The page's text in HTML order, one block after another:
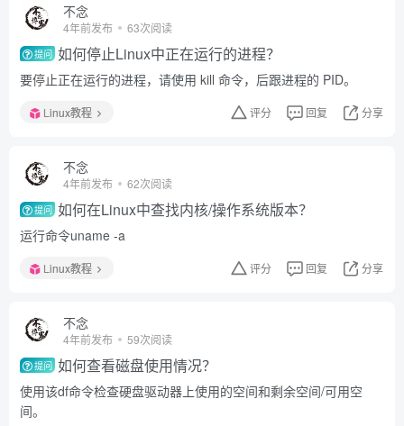
不念
4年前发布 63次阅读
提问 如何停止Linux中正在运行的进程？
要停止正在运行的进程，请使用 kill 命令，后跟进程的 PID。
Linux教程 评分 回复 分享
不念
4年前发布 62次阅读
提问 如何在Linux中查找内核/操作系统版本？
运行命令uname -a
Linux教程 评分 回复 分享
不念
4年前发布 59次阅读
提问 如何查看磁盘使用情况？
使用该df命令检查硬盘驱动器上使用的空间和剩余空间/可用空
间。